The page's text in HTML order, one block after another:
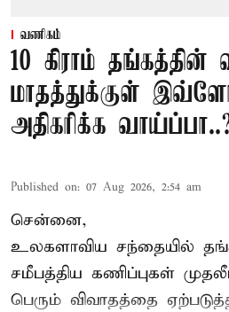
வணிகம்
10 கிராம் தங்கத்தின்
மாதத்துக்குள்
அதிகரிக்க
Published on: 07 Aug 2026, 2:54 am
சென்னை,
உலகளாவிய சந்தையில்
சமீபத்திய கணிப்புகள்
பெரும் விவாதத்தை